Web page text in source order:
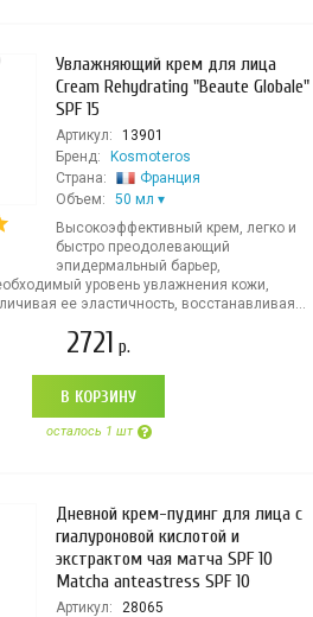
Увлажняющий крем для лица
Cream Rehydrating "Beaute Globale"
SPF 15
Артикул:
13901
Бренд:
Kosmoteros
Страна:
Франция
Объем:
50 мл
Высокоэффективный крем, легко и
быстро преодолевающий
эпидермальный барьер,
уровень увлажнения кожи,
ее эластичность, восстанавливая...
2721 р.
В КОРЗИНУ
осталось 1 шт
Дневной крем-пудинг для лица с
гиалуроновой кислотой и
экстрактом чая матча SPF 10
Matcha anteastress SPF 10
Артикул:
28065